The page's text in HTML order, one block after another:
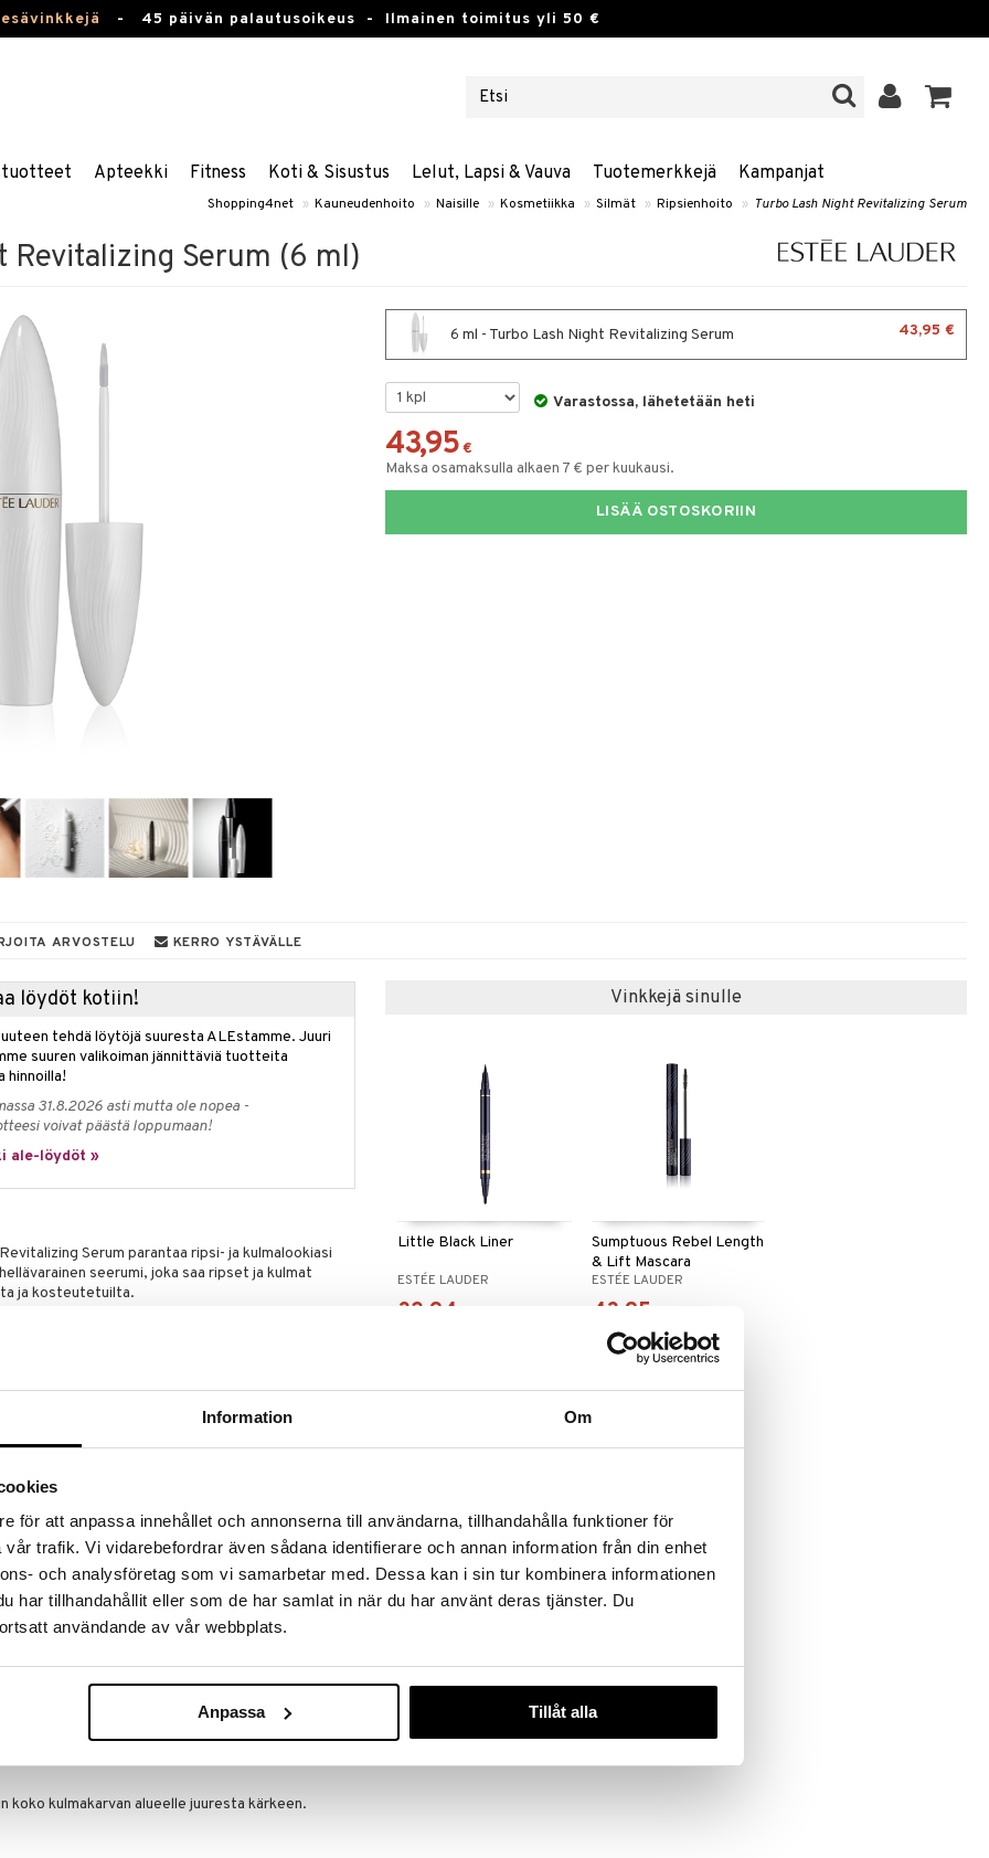
Information Om
för att anpassa innehållet och annonserna till användarna, tillhandahålla funktioner för
trafik. Vi vidarebefordrar även sådana identifierare och annan information från din enhet
och analysföretag som vi samarbetar med. Dessa kan i sin tur kombinera informationen
har tillhandahållit eller som de har samlat in när du har använt deras tjänster. Du
användande av vår webbplats.
Anpassa Tillåt alla
- 45 päivän palautusoikeus - Ilmainen toimitus yli 50 €
Apteekki Fitness Koti & Sisustus Lelut, Lapsi & Vauva Tuotemerkkejä Kampanjat
Shopping4net » Kauneudenhoito » Naisille » Kosmetiikka » Silmät » Ripsienhoito » Turbo Lash Night Revitalizing Serum
Revitalizing Serum (6 ml)
6 ml - Turbo Lash Night Revitalizing Serum 43,95 €
Varastossa, lähetetään heti
43,95 €
Maksa osamaksulla alkaen 7 € per kuukausi.
LISÄÄ OSTOSKORIIN
ARVOSTELU KERRO YSTÄVÄLLE
löydöt kotiin!
tehdä löytöjä suuresta ALEstamme. Juuri
suuren valikoiman jännittäviä tuotteita
hinnoilla!
31.8.2026 asti mutta ole nopea -
voivat päästä loppumaan!
ale-löydöt »
Serum parantaa ripsi- ja kulmalookiasi
seerumi, joka saa ripset ja kulmat
ja kosteutetuilta.
täyteläisemmiltä ja paksummilta.
Lash Mascaraa.
hoidetuilta.*
kulmia illalla.
käyttäjille
silmänympärysiho on puhdistettu.
koko kulmakarvan alueelle juuresta kärkeen.
Vinkkejä sinulle
Little Black Liner
ESTÉE LAUDER
32,94
Sumptuous Rebel Length
& Lift Mascara
ESTÉE LAUDER
43,95